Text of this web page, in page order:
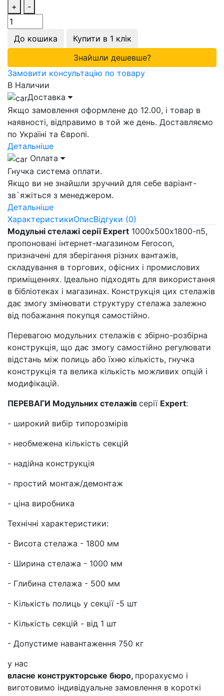
+
-
До кошика
Купити в 1 клік
Знайшли дешевше?
Замовити консультацію по товару
В Наличии
Доставка
Якщо замовлення оформлене до 12.00, і товар в
наявності, відправимо в той же день. Доставляємо
по Україні та Європі.
Детальніше
Оплата
Гнучка система оплати.
Якщо ви не знайшли зручний для себе варіант-
зв`яжіться з менеджером.
Детальніше
ХарактеристикиОписВідгуки (0)
Модульні стелажі серії Expert 1000х500х1800-п5,
пропоновані інтернет-магазином Ferocon,
призначені для зберігання різних вантажів,
складування в торгових, офісних і промислових
приміщеннях. Ідеально підходять для використання
в бібліотеках і магазинах. Конструкція цих стелажів
дає змогу змінювати структуру стелажа залежно
від побажання покупця самостійно.
Перевагою модульних стелажів є збірно-розбірна
конструкція, що дає змогу самостійно регулювати
відстань між полиць або їхню кількість, гнучка
конструкція та велика кількість можливих опцій і
модифікацій.
ПЕРЕВАГИ Модульних стелажів серії Expert:
- широкий вибір типорозмірів
- необмежена кількість секцій
- надійна конструкція
- простий монтаж/демонтаж
- ціна виробника
Технічні характеристики:
- Висота стелажа - 1800 мм
- Ширина стелажа - 1000 мм
- Глибина стелажа - 500 мм
- Кількість полиць у секції -5 шт
- Кількість секцій - від 1 шт
- Допустиме навантаження 750 кг
у нас
власне конструкторське бюро, прорахуємо і
виготовимо індивідуальне замовлення в короткі